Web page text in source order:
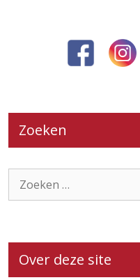
Zoeken
naar:
Over deze site